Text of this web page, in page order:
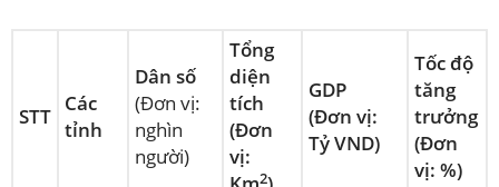
STT
Các
tỉnh
Dân số
(Đơn vị:
nghìn
người)
Tổng
diện
tích
(Đơn
vị:
2
GDP
(Đơn vị:
Tỷ VND)
Tốc độ
tăng
trưởng
(Đơn
vị: %)